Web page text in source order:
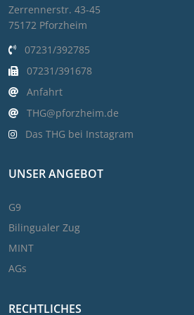
Zerrennerstr. 43-45
75172 Pforzheim
07231/392785
07231/391678
Anfahrt
THG@pforzheim.de
Das THG bei Instagram
UNSER ANGEBOT
G9
Bilingualer Zug
MINT
AGs
RECHTLICHES